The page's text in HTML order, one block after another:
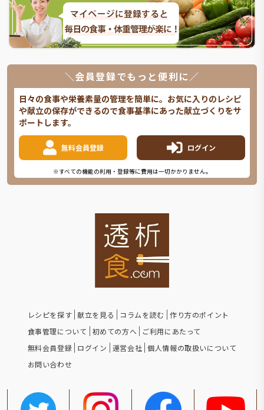
＼会員登録でもっと便利に／
日々の食事や栄養素量の管理を簡単に。お気に入りのレシピ
や献立の保存ができるので食事基準にあった献立づくりをサ
ポートします。
無料会員登録 ログイン
※すべての機能の利用・登録等に費用は一切かかりません。
レシピを探す 献立を見る コラムを読む
作り方のポイント
食事管理について
初めての方へ
ご利用にあたって
無料会員登録 ログイン 運営会社 個人情報の取扱いについて
お問い合わせ